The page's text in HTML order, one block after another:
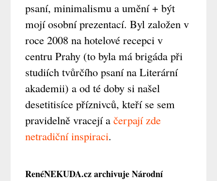
psaní, minimalismu a umění + být
mojí osobní prezentací. Byl založen v
roce 2008 na hotelové recepci v
centru Prahy (to byla má brigáda při
studiích tvůrčího psaní na Literární
akademii) a od té doby si našel
desetitisíce příznivců, kteří se sem
pravidelně vracejí ačerpají zde
netradiční inspiraci.
RenéNEKUDA.cz archivuje Národní